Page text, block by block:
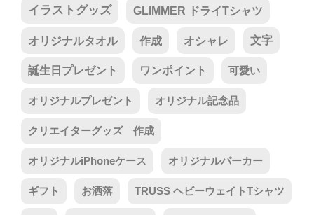
イラストグッズ GLIMMER ドライTシャツ
オリジナルタオル 作成 オシャレ 文字
誕生日プレゼント ワンポイント 可愛い
オリジナルプレゼント オリジナル記念品
クリエイターグッズ 作成
オリジナルiPhoneケース オリジナルパーカー
ギフト お洒落 TRUSS ヘビーウェイトTシャツ